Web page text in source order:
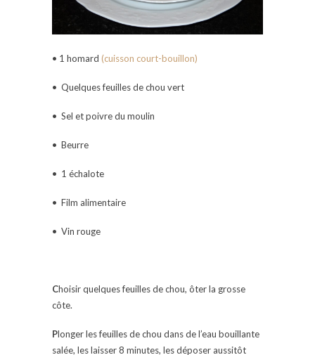
• 1 homard (cuisson court-bouillon)
• Quelques feuilles de chou vert
• Sel et poivre du moulin
• Beurre
• 1 échalote
• Film alimentaire
• Vin rouge
Choisir quelques feuilles de chou, ôter la grosse
côte.
Plonger les feuilles de chou dans de l’eau bouillante
salée, les laisser 8 minutes, les déposer aussitôt